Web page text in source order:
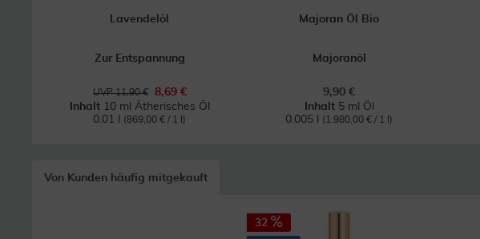
Lavendelöl
Zur Entspannung
UVP 11,90 €
8,69 €
Inhalt 10 ml Ätherisches Öl
0.01 l
(869,00 € / 1 l)
Majoran Öl Bio
Majoranöl
9,90 €
Inhalt 5 ml Öl
0.005 l
(1.980,00 € / 1 l)
Von Kunden häufig mitgekauft
32